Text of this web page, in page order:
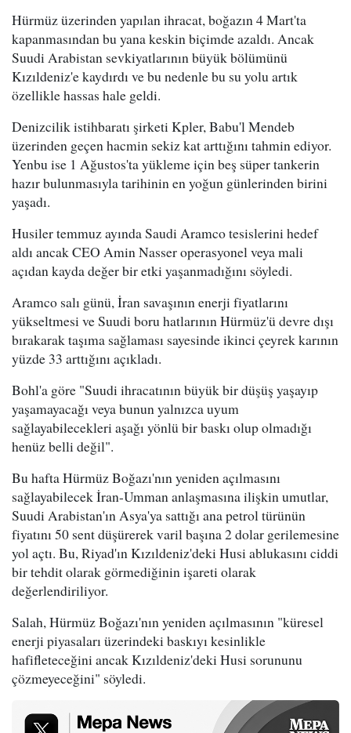
Hürmüz üzerinden yapılan ihracat, boğazın 4 Mart'ta
kapanmasından bu yana keskin biçimde azaldı. Ancak
Suudi Arabistan sevkiyatlarının büyük bölümünü
Kızıldeniz'e kaydırdı ve bu nedenle bu su yolu artık
özellikle hassas hale geldi.
Denizcilik istihbaratı şirketi Kpler, Babu'l Mendeb
üzerinden geçen hacmin sekiz kat arttığını tahmin ediyor.
Yenbu ise 1 Ağustos'ta yükleme için beş süper tankerin
hazır bulunmasıyla tarihinin en yoğun günlerinden birini
yaşadı.
Husiler temmuz ayında Saudi Aramco tesislerini hedef
aldı ancak CEO Amin Nasser operasyonel veya mali
açıdan kayda değer bir etki yaşanmadığını söyledi.
Aramco salı günü, İran savaşının enerji fiyatlarını
yükseltmesi ve Suudi boru hatlarının Hürmüz'ü devre dışı
bırakarak taşıma sağlaması sayesinde ikinci çeyrek karının
yüzde 33 arttığını açıkladı.
Bohl'a göre "Suudi ihracatının büyük bir düşüş yaşayıp
yaşamayacağı veya bunun yalnızca uyum
sağlayabilecekleri aşağı yönlü bir baskı olup olmadığı
henüz belli değil".
Bu hafta Hürmüz Boğazı'nın yeniden açılmasını
sağlayabilecek İran-Umman anlaşmasına ilişkin umutlar,
Suudi Arabistan'ın Asya'ya sattığı ana petrol türünün
fiyatını 50 sent düşürerek varil başına 2 dolar gerilemesine
yol açtı. Bu, Riyad'ın Kızıldeniz'deki Husi ablukasını ciddi
bir tehdit olarak görmediğinin işareti olarak
değerlendiriliyor.
Salah, Hürmüz Boğazı'nın yeniden açılmasının "küresel
enerji piyasaları üzerindeki baskıyı kesinlikle
hafifleteceğini ancak Kızıldeniz'deki Husi sorununu
çözmeyeceğini" söyledi.